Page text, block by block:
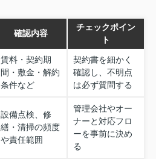
確認内容
チェックポイン
ト
賃料・契約期
間・敷金・解約
条件など
契約書を細かく
確認し、不明点
は必ず質問する
設備点検、修
繕・清掃の頻度
や責任範囲
管理会社やオー
ナーと対応フロ
ーを事前に決め
る